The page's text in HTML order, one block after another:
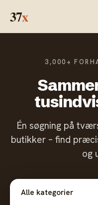
37x
3,000+
Én søgning på
butikker – find
og
Alle kategorier